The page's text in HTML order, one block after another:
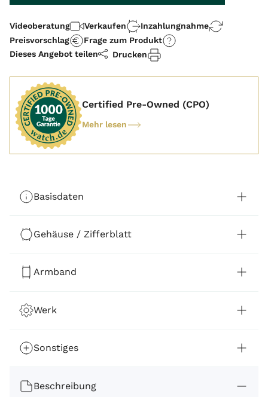
Videoberatung Verkaufen
Inzahlungnahme
Preisvorschlag
Frage zum Produkt
Dieses Angebot teilen
Drucken
Certified Pre-Owned (CPO)
Mehr lesen
Basisdaten
Gehäuse / Zifferblatt
Armband
Werk
Sonstiges
Beschreibung